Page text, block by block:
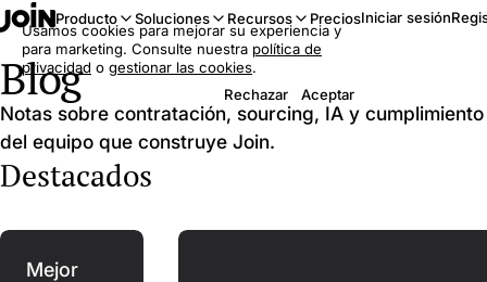
Producto Soluciones Recursos PreciosIniciar sesión
Blog
Notas sobre contratación, sourcing, IA y cumplimiento
del equipo que construye Join.
Destacados
Mejor
Usamos cookies para mejorar su experiencia y
para marketing. Consulte nuestra política de
privacidad o gestionar las cookies.
Rechazar
Aceptar